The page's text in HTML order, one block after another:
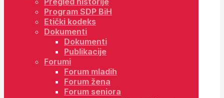
Program SDP BiH
Etički kodeks
Dokumenti
Dokumenti
Publikacije
Forumi
Forum mladih
Forum žena
Forum seniora